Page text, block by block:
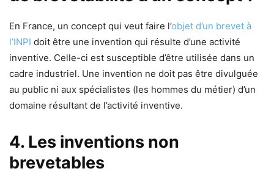
En France, un concept qui veut faire l’objet d’un brevet à
l’INPI doit être une invention qui résulte d’une activité
inventive. Celle-ci est susceptible d’être utilisée dans un
cadre industriel. Une invention ne doit pas être divulguée
au public ni aux spécialistes (les hommes du métier) d’un
domaine résultant de l’activité inventive.
4. Les inventions non
brevetables